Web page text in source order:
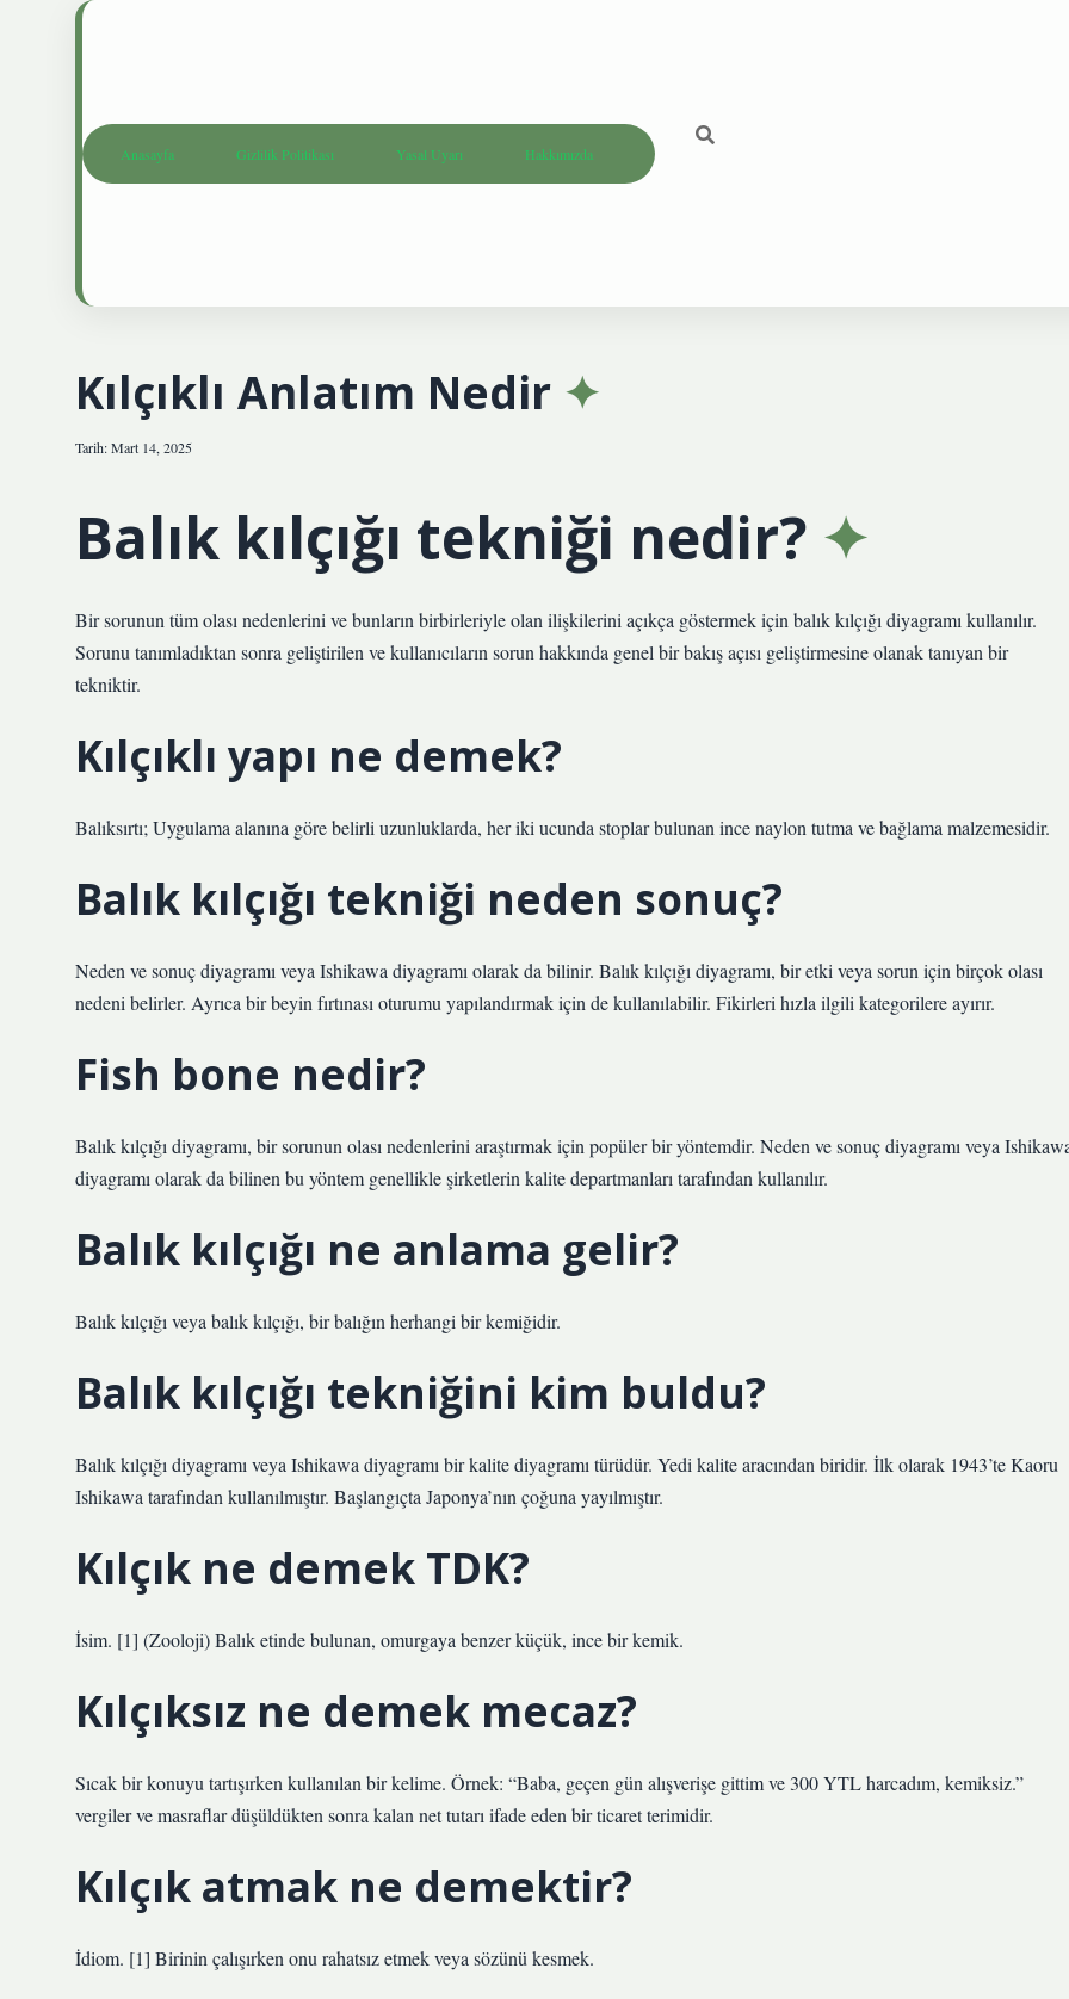
Anasayfa Gizlilik Politikası Yasal Uyarı Hakkımızda
Kılçıklı Anlatım Nedir
Tarih: Mart 14, 2025
Balık kılçığı tekniği nedir?
Bir sorunun tüm olası nedenlerini ve bunların birbirleriyle olan ilişkilerini açıkça göstermek için balık kılçığı diyagramı kullanılır.
Sorunu tanımladıktan sonra geliştirilen ve kullanıcıların sorun hakkında genel bir bakış açısı geliştirmesine olanak tanıyan bir
tekniktir.
Kılçıklı yapı ne demek?
Balıksırtı; Uygulama alanına göre belirli uzunluklarda, her iki ucunda stoplar bulunan ince naylon tutma ve bağlama malzemesidir.
Balık kılçığı tekniği neden sonuç?
Neden ve sonuç diyagramı veya Ishikawa diyagramı olarak da bilinir. Balık kılçığı diyagramı, bir etki veya sorun için birçok olası
nedeni belirler. Ayrıca bir beyin fırtınası oturumu yapılandırmak için de kullanılabilir. Fikirleri hızla ilgili kategorilere ayırır.
Fish bone nedir?
Balık kılçığı diyagramı, bir sorunun olası nedenlerini araştırmak için popüler bir yöntemdir. Neden ve sonuç diyagramı veya
diyagramı olarak da bilinen bu yöntem genellikle şirketlerin kalite departmanları tarafından kullanılır.
Balık kılçığı ne anlama gelir?
Balık kılçığı veya balık kılçığı, bir balığın herhangi bir kemiğidir.
Balık kılçığı tekniğini kim buldu?
Balık kılçığı diyagramı veya Ishikawa diyagramı bir kalite diyagramı türüdür. Yedi kalite aracından biridir. İlk olarak 1943’te Kaoru
Ishikawa tarafından kullanılmıştır. Başlangıçta Japonya’nın çoğuna yayılmıştır.
Kılçık ne demek TDK?
İsim. [1] (Zooloji) Balık etinde bulunan, omurgaya benzer küçük, ince bir kemik.
Kılçıksız ne demek mecaz?
Sıcak bir konuyu tartışırken kullanılan bir kelime. Örnek: “Baba, geçen gün alışverişe gittim ve 300 YTL harcadım, kemiksiz.”
vergiler ve masraflar düşüldükten sonra kalan net tutarı ifade eden bir ticaret terimidir.
Kılçık atmak ne demektir?
İdiom. [1] Birinin çalışırken onu rahatsız etmek veya sözünü kesmek.